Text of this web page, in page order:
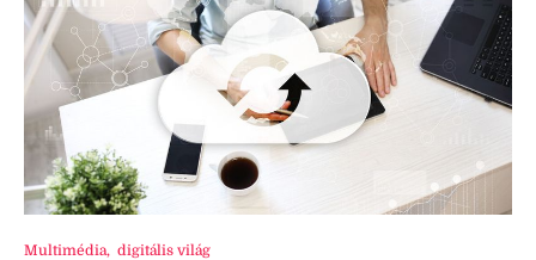
Multimédia, digitális világ